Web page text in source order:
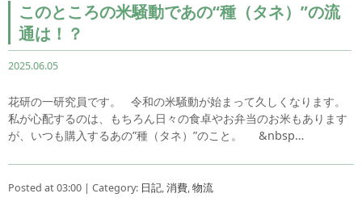
このところの米騒動であの“種（タネ）”の流
通は！？
2025.06.05
花研の一研究員です。 令和の米騒動が始まって久しくなります。
私が心配するのは、もちろん日々の食卓やお弁当のお米もあります
が、いつも購入するあの”種（タネ）”のこと。 &nbsp…
Posted at 03:00 | Category: 日記,消費,物流